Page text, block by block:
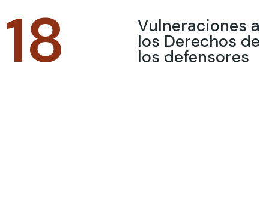
18 Vulneraciones a
los Derechos de
los defensores